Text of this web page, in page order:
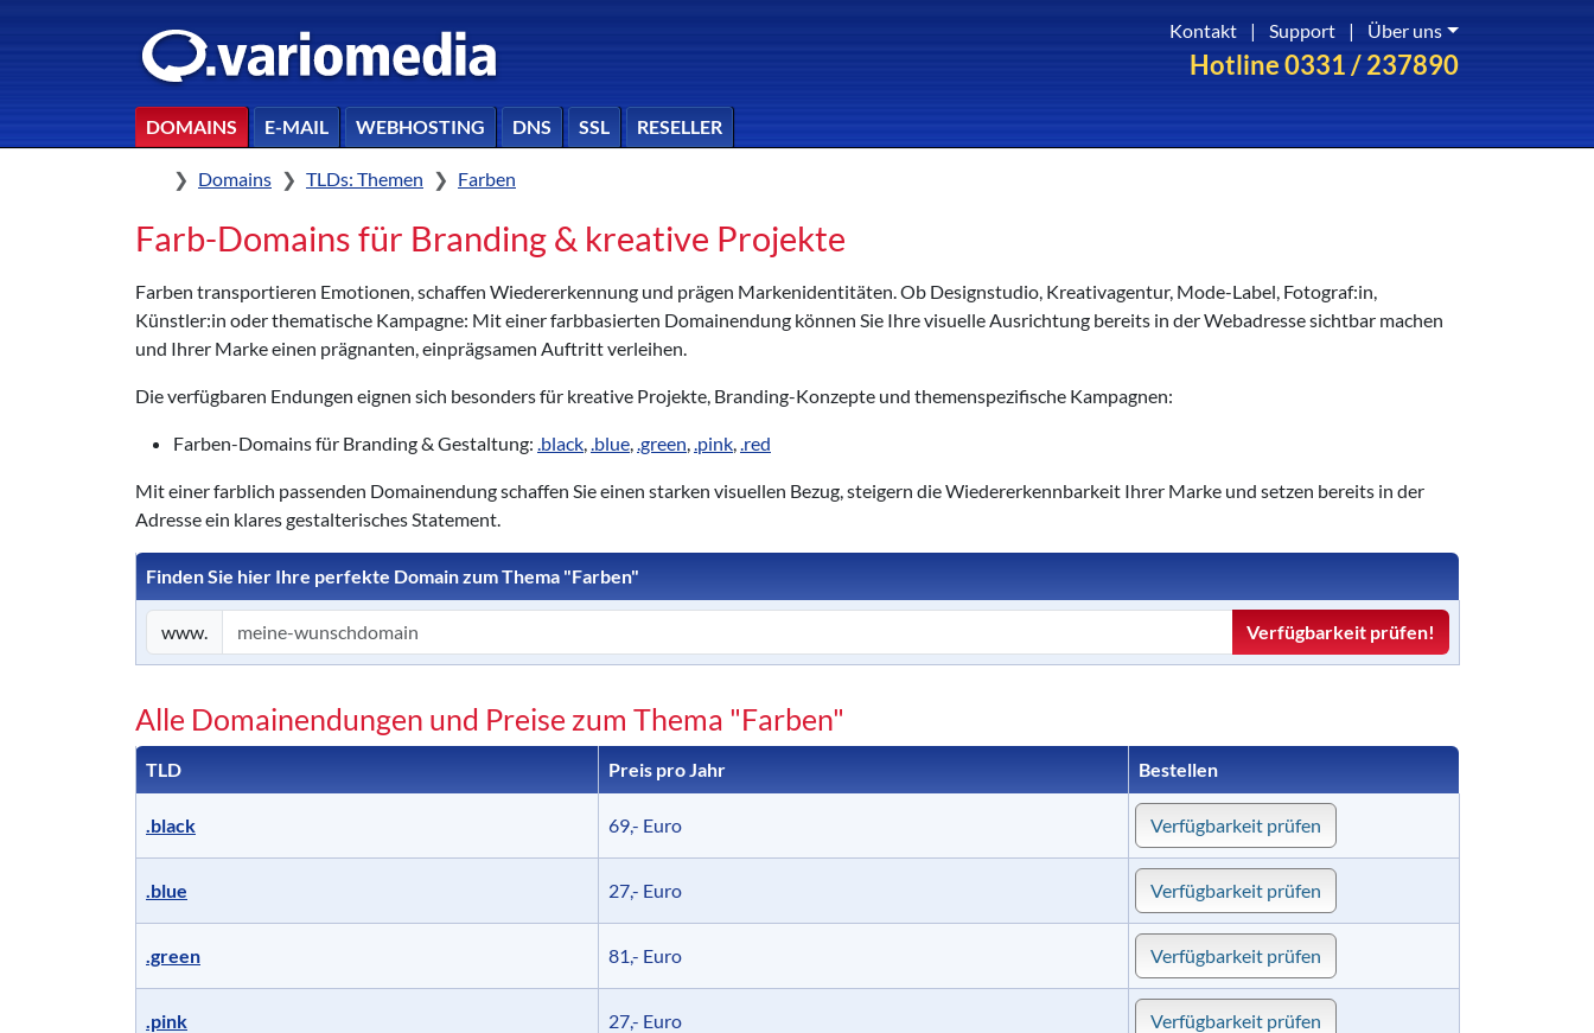
Hotline 0331 / 237890
Kontakt | Support | Über uns
DOMAINS E-MAIL WEBHOSTING DNS SSL RESELLER
HomeDomains TLDs: Themen Farben
Farb-Domains für Branding & kreative Projekte
Farben transportieren Emotionen, schaffen Wiedererkennung und prägen Markenidentitäten. Ob Designstudio, Kreativagentur, Mode-Label, Fotograf:in,
Künstler:in oder thematische Kampagne: Mit einer farbbasierten Domainendung können Sie Ihre visuelle Ausrichtung bereits in der Webadresse sichtbar machen
und Ihrer Marke einen prägnanten, einprägsamen Auftritt verleihen.
Die verfügbaren Endungen eignen sich besonders für kreative Projekte, Branding-Konzepte und themenspezifische Kampagnen:
Farben-Domains für Branding & Gestaltung: .black,.blue,.green,.pink,.red
Mit einer farblich passenden Domainendung schaffen Sie einen starken visuellen Bezug, steigern die Wiedererkennbarkeit Ihrer Marke und setzen bereits in der
Adresse ein klares gestalterisches Statement.
Finden Sie hier Ihre perfekte Domain zum Thema "Farben"
www. Verfügbarkeit prüfen!
Alle Domainendungen und Preise zum Thema "Farben"
TLD Preis pro Jahr Bestellen
.black 69,- Euro Verfügbarkeit prüfen
.blue 27,- Euro Verfügbarkeit prüfen
.green 81,- Euro Verfügbarkeit prüfen
.pink 27,- Euro Verfügbarkeit prüfen